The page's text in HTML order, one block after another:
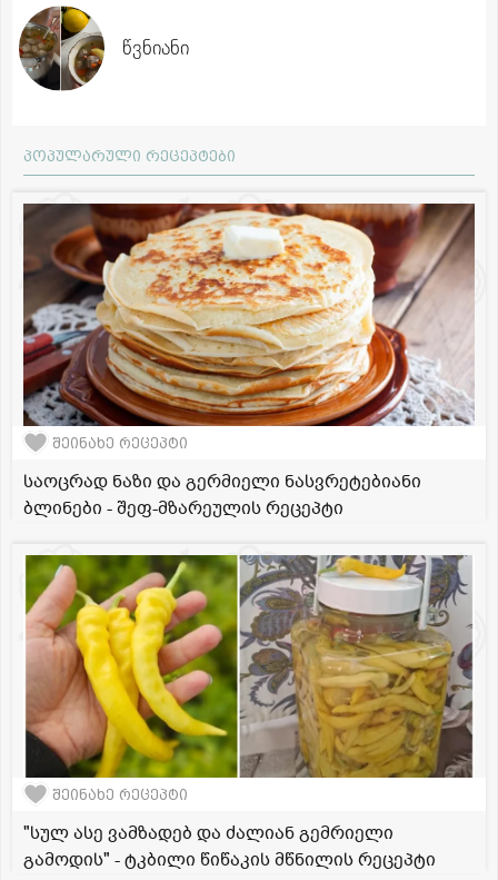
წვნიანი
პოპულარული რეცეპტები
შეინახე რეცეპტი
საოცრად ნაზი და გერმიელი ნასვრეტებიანი
ბლინები - შეფ-მზარეულის რეცეპტი
შეინახე რეცეპტი
"სულ ასე ვამზადებ და ძალიან გემრიელი
გამოდის" - ტკბილი წიწაკის მწნილის რეცეპტი